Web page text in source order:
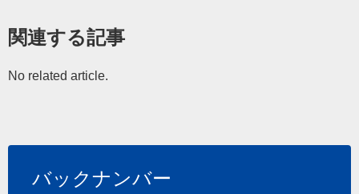
関連する記事
No related article.
バックナンバー